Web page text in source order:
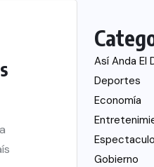
Así Anda El
Deportes
Economía
Gobierno